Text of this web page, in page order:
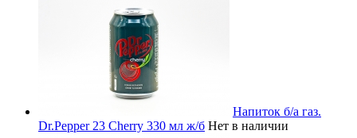
Напиток б/а газ.
Dr.Pepper 23 Cherry 330 мл ж/б Нет в наличии